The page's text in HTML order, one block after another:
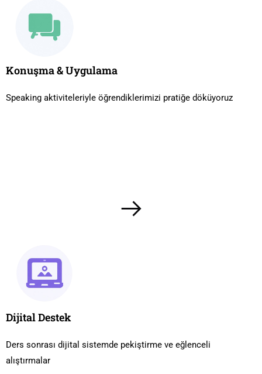
Konuşma & Uygulama
Speaking aktiviteleriyle öğrendiklerimizi pratiğe döküyoruz
Dijital Destek
Ders sonrası dijital sistemde pekiştirme ve eğlenceli
alıştırmalar